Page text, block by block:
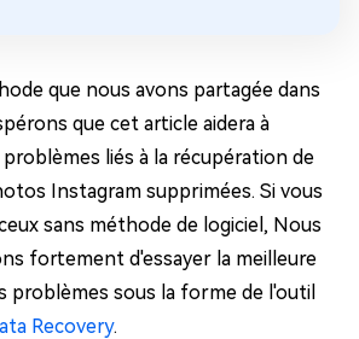
que nous avons partagée dans
que cet article aidera à
liés à la récupération de
Instagram supprimées. Si vous
sans méthode de logiciel, Nous
fortement d'essayer la meilleure
problèmes sous la forme de l'outil
Recovery.